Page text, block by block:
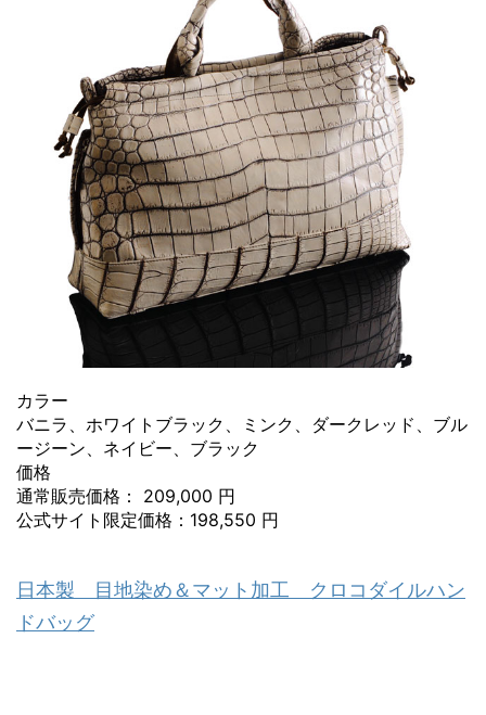
カラー
バニラ、ホワイトブラック、ミンク、ダークレッド、ブル
ージーン、ネイビー、ブラック
価格
通常販売価格： 209,000 円
公式サイト限定価格：198,550 円
日本製 目地染め＆マット加工 クロコダイルハン
ドバッグ